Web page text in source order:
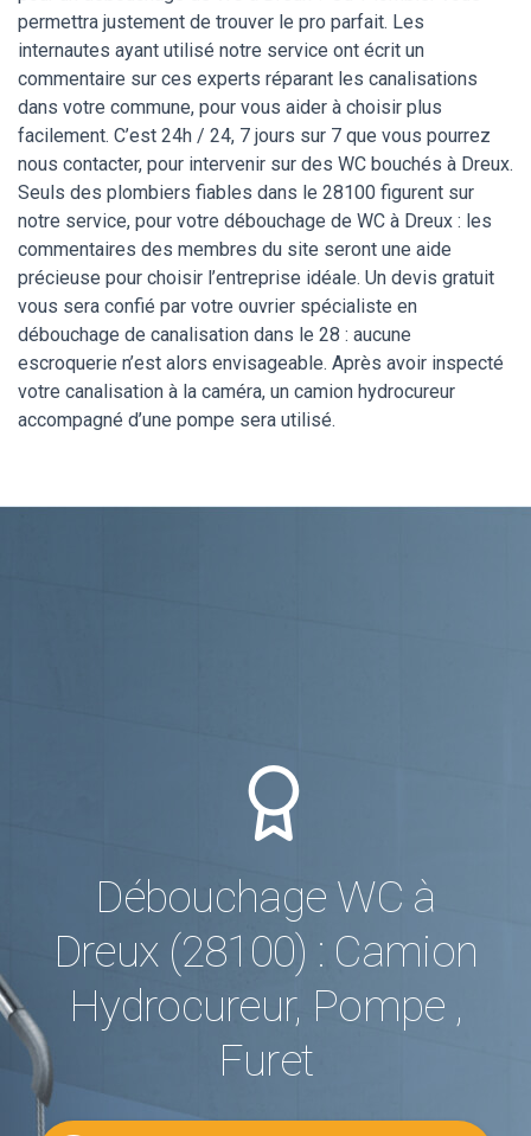
permettra justement de trouver le pro parfait. Les
internautes ayant utilisé notre service ont écrit un
commentaire sur ces experts réparant les canalisations
dans votre commune, pour vous aider à choisir plus
facilement. C’est 24h / 24, 7 jours sur 7 que vous pourrez
nous contacter, pour intervenir sur des WC bouchés à Dreux.
Seuls des plombiers fiables dans le 28100 figurent sur
notre service, pour votre débouchage de WC à Dreux : les
commentaires des membres du site seront une aide
précieuse pour choisir l’entreprise idéale. Un devis gratuit
vous sera confié par votre ouvrier spécialiste en
débouchage de canalisation dans le 28 : aucune
escroquerie n’est alors envisageable. Après avoir inspecté
votre canalisation à la caméra, un camion hydrocureur
accompagné d’une pompe sera utilisé.
Débouchage WC à
Dreux (28100) : Camion
Hydrocureur, Pompe ,
Furet